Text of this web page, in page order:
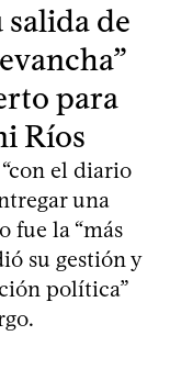
de
para
Ríos
el diario
una
fue la “más
su gestión y
política”